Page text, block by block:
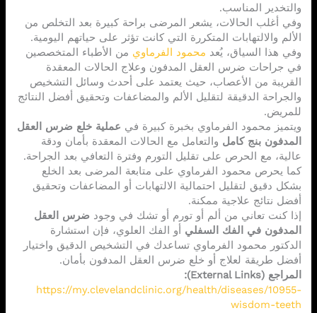
والتخدير المناسب.
وفي أغلب الحالات، يشعر المرضى براحة كبيرة بعد التخلص من
الألم والالتهابات المتكررة التي كانت تؤثر على حياتهم اليومية.
وفي هذا السياق، يُعد محمود الفرماوي من الأطباء المتخصصين
في جراحات ضرس العقل المدفون وعلاج الحالات المعقدة
القريبة من الأعصاب، حيث يعتمد على أحدث وسائل التشخيص
والجراحة الدقيقة لتقليل الألم والمضاعفات وتحقيق أفضل النتائج
للمريض.
ويتميز محمود الفرماوي بخبرة كبيرة في عملية خلع ضرس العقل
المدفون بنج كامل والتعامل مع الحالات المعقدة بأمان ودقة
عالية، مع الحرص على تقليل التورم وفترة التعافي بعد الجراحة.
كما يحرص محمود الفرماوي على متابعة المرضى بعد الخلع
بشكل دقيق لتقليل احتمالية الالتهابات أو المضاعفات وتحقيق
أفضل نتائج علاجية ممكنة.
إذا كنت تعاني من ألم أو تورم أو تشك في وجود ضرس العقل
المدفون في الفك السفلي أو الفك العلوي، فإن استشارة
الدكتور محمود الفرماوي تساعدك في التشخيص الدقيق واختيار
أفضل طريقة لعلاج أو خلع ضرس العقل المدفون بأمان.
المراجع (External Links):
https://my.clevelandclinic.org/health/diseases/10955-
wisdom-teeth